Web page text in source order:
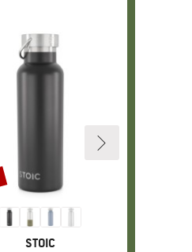
MÆRKE
STOIC